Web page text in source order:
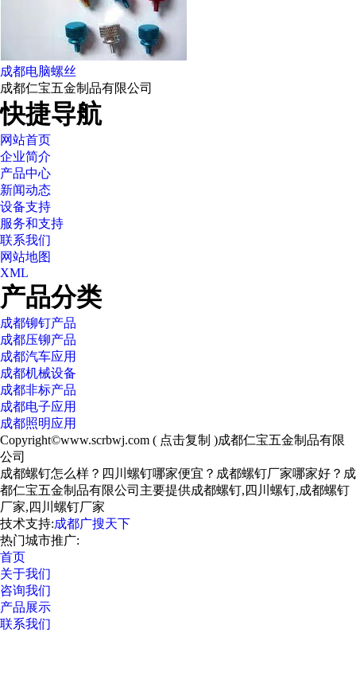
成都电脑螺丝
成都仁宝五金制品有限公司
快捷导航
网站首页
企业简介
产品中心
新闻动态
设备支持
服务和支持
联系我们
网站地图
XML
产品分类
成都铆钉产品
成都压铆产品
成都汽车应用
成都机械设备
成都非标产品
成都电子应用
成都照明应用
Copyright©www.scrbwj.com ( 点击复制 )成都仁宝五金制品有限
公司
成都螺钉怎么样？四川螺钉哪家便宜？成都螺钉厂家哪家好？成
都仁宝五金制品有限公司主要提供成都螺钉,四川螺钉,成都螺钉
厂家,四川螺钉厂家
技术支持:成都广搜天下
热门城市推广:
首页
关于我们
咨询我们
产品展示
联系我们